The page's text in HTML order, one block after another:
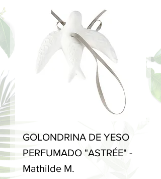
GOLONDRINA DE YESO
PERFUMADO "ASTRÉE" -
Mathilde M.